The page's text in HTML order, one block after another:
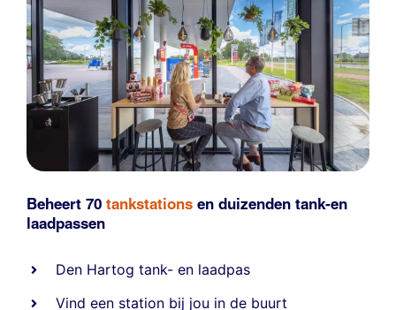
Beheert 70 tankstations en duizenden tank-en
laadpassen
Den Hartog tank- en laadpas
Vind een station bij jou in de buurt